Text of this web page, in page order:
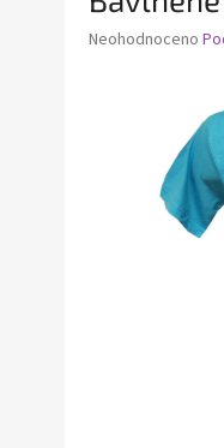
Průměrné
hvězdiček.
Neohodnoceno